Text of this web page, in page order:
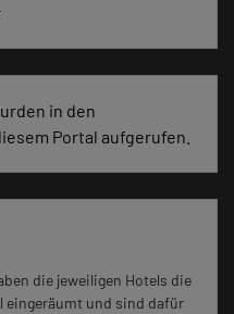
in den
Portal aufgerufen.
die jeweiligen Hotels die
eingeräumt und sind dafür